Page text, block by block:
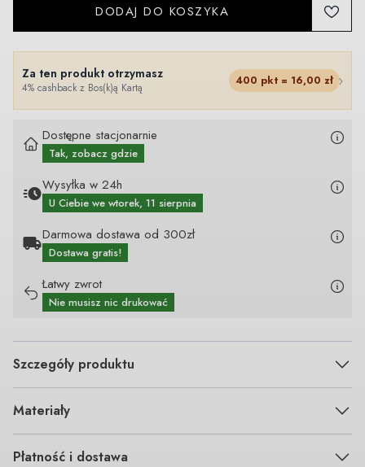
DODAJ DO KOSZYKA
Za ten produkt otrzymasz
4% cashback z Bos(k)ą Kartą
400 pkt = 16,00 zł ›
Dostępne stacjonarnie
Tak, zobacz gdzie
Wysyłka w 24h
U Ciebie we wtorek, 11 sierpnia
Darmowa dostawa od 300zł
Dostawa gratis!
Łatwy zwrot
Nie musisz nic drukować
Szczegóły produktu
Materiały
Płatność i dostawa